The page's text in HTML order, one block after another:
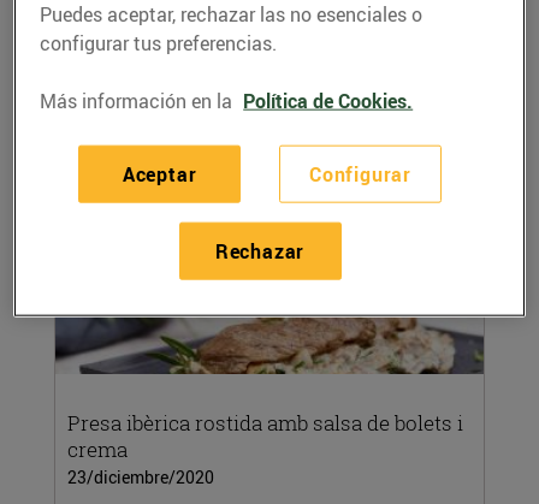
Ingredients per a 4 persones: 1 dotzena d’ous
de guatlla 250 g de xampinyons 1 carbassó 1...
LEER MÁS
Presa ibèrica rostida amb salsa de bolets i
crema
23/diciembre/2020
Puedes aceptar, rechazar las no esenciales o
configurar tus preferencias.
Más información en la Política de Cookies.
Configurar
Rechazar
Aceptar